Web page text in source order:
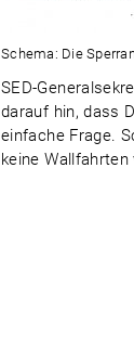
Schema: Die
SED-
darauf hin, dass
einfache Frage.
keine